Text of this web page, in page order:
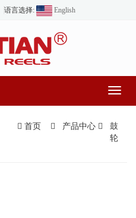
语言选择: English
首页 产品中心
鼓
轮